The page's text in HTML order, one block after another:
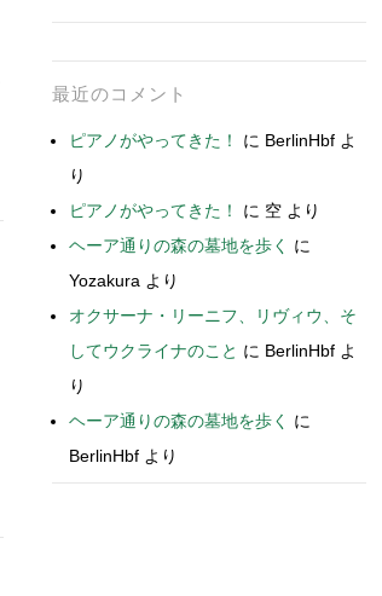
最近のコメント
ピアノがやってきた！ に BerlinHbf よ
り
ピアノがやってきた！
に 空 より
ヘーア通りの森の墓地を歩く
に
Yozakura より
オクサーナ・リーニフ、リヴィウ、そ
してウクライナのこと に BerlinHbf よ
り
ヘーア通りの森の墓地を歩く
に
BerlinHbf より